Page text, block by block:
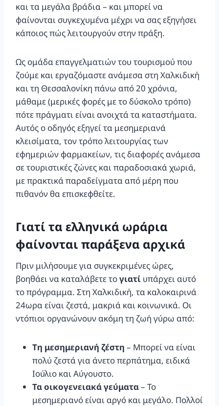
και τα μεγάλα βράδια – και μπορεί να
φαίνονται συγκεχυμένα μέχρι να σας εξηγήσει
κάποιος πώς λειτουργούν στην πράξη.
Ως ομάδα επαγγελματιών του τουρισμού που
ζούμε και εργαζόμαστε ανάμεσα στη Χαλκιδική
και τη Θεσσαλονίκη πάνω από 20 χρόνια,
μάθαμε (μερικές φορές με το δύσκολο τρόπο)
πότε πράγματι είναι ανοιχτά τα καταστήματα.
Αυτός ο οδηγός εξηγεί τα μεσημεριανά
κλεισίματα, τον τρόπο λειτουργίας των
εφημεριών φαρμακείων, τις διαφορές ανάμεσα
σε τουριστικές ζώνες και παραδοσιακά χωριά,
με πρακτικά παραδείγματα από μέρη που
πιθανόν θα επισκεφθείτε.
Γιατί τα ελληνικά ωράρια
φαίνονται παράξενα αρχικά
Πριν μιλήσουμε για συγκεκριμένες ώρες,
βοηθάει να καταλάβετε τογιατί υπάρχει αυτό
το πρόγραμμα. Στη Χαλκιδική, τα καλοκαιρινά
24ωρα είναι ζεστά, μακριά και κοινωνικά. Οι
ντόπιοι οργανώνουν ακόμη τη ζωή γύρω από:
Τη μεσημεριανή ζέστη – Μπορεί να είναι
πολύ ζεστά για άνετο περπάτημα, ειδικά
Ιούλιο και Αύγουστο.
Τα οικογενειακά γεύματα– Το
μεσημεριανό είναι αργό και μεγάλο. Πολλοί